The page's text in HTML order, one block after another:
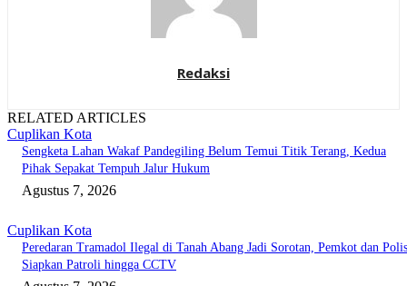
Redaksi
RELATED ARTICLES
Cuplikan Kota
Sengketa Lahan Wakaf Pandegiling Belum Temui Titik Terang, Kedua
Pihak Sepakat Tempuh Jalur Hukum
Agustus 7, 2026
Cuplikan Kota
Peredaran Tramadol Ilegal di Tanah Abang Jadi Sorotan, Pemkot dan
Siapkan Patroli hingga CCTV